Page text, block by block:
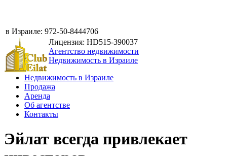
в Израиле: 972-50-8444706
Лицензия: HD515-390037
Агентство недвижимости
Недвижимость в Израиле
Недвижимость в Израиле
Продажа
Аренда
Об агентстве
Контакты
Эйлат всегда привлекает